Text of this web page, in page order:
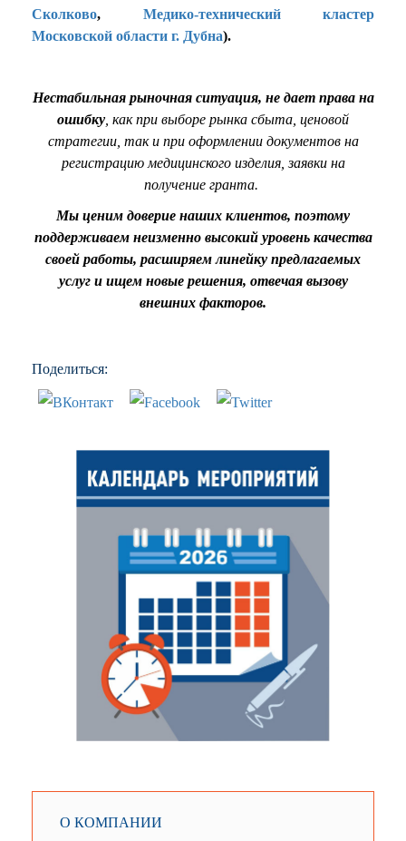
Сколково, Медико-технический кластер
Московской области г. Дубна).
Нестабильная рыночная ситуация, не дает права на
ошибку , как при выборе рынка сбыта, ценовой
стратегии, так и при оформлении документов на
регистрацию медицинского изделия, заявки на
получение гранта.
Мы ценим доверие наших клиентов, поэтому
поддерживаем неизменно высокий уровень качества
своей работы, расширяем линейку предлагаемых
услуг и ищем новые решения, отвечая вызову
внешних факторов.
Поделиться:
О КОМПАНИИ